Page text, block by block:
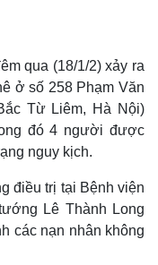
qua (18/1/2) xảy ra
ở số 258 Phạm Văn
Từ Liêm, Hà Nội)
đó 4 người được
nguy kịch.
điều trị tại Bệnh viện
Lê Thành Long
các nạn nhân không